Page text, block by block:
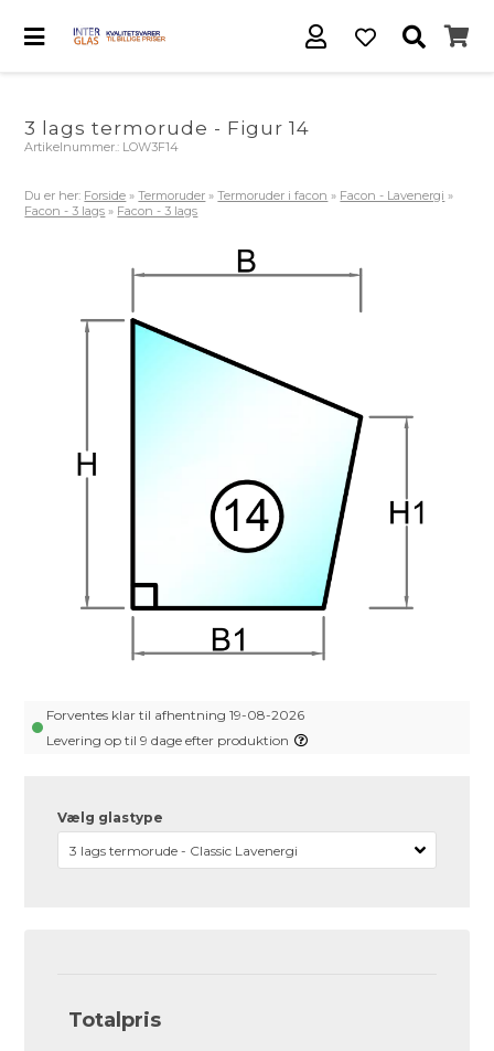
3 lags termorude - Figur 14
Artikelnummer.: LOW3F14
Du er her: Forside »Termoruder »Termoruder i facon » Facon - Lavenergi »
Facon - 3 lags » Facon - 3 lags
Forventes klar til afhentning 19-08-2026
Levering op til 9 dage efter produktion
Vælg glastype
Totalpris